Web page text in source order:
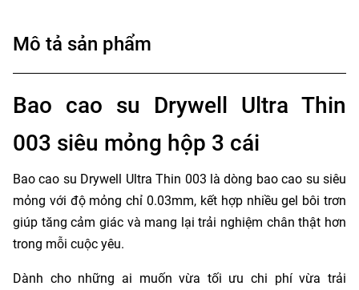
Mô tả sản phẩm
Bao cao su Drywell Ultra Thin
003 siêu mỏng hộp 3 cái
Bao cao su Drywell Ultra Thin 003 là dòng bao cao su siêu
mỏng với độ mỏng chỉ 0.03mm, kết hợp nhiều gel bôi trơn
giúp tăng cảm giác và mang lại trải nghiệm chân thật hơn
trong mỗi cuộc yêu.
Dành cho những ai muốn vừa tối ưu chi phí vừa trải